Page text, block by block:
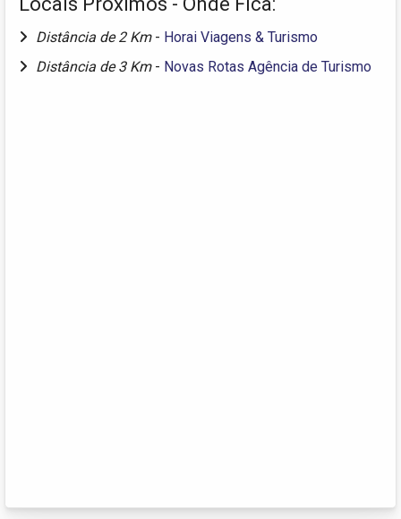
Distância de 2 Km - Horai Viagens & Turismo
Distância de 3 Km - Novas Rotas Agência de Turismo